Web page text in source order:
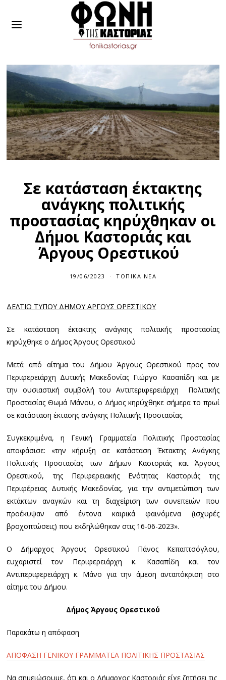
Σε κατάσταση έκτακτης
ανάγκης πολιτικής
προστασίας κηρύχθηκαν οι
Δήμοι Καστοριάς και
Άργους Ορεστικού
19/06/2023 ΤΟΠΙΚΆ ΝΈΑ
ΔΕΛΤΙΟ ΤΥΠΟΥ ΔΗΜΟΥ ΑΡΓΟΥΣ ΟΡΕΣΤΙΚΟΥ
Σε κατάσταση έκτακτης ανάγκης πολιτικής προστασίας
κηρύχθηκε ο Δήμος Άργους Ορεστικού
Μετά από αίτημα του Δήμου Άργους Ορεστικού προς τον
Περιφερειάρχη Δυτικής Μακεδονίας Γιώργο Κασαπίδη και με
την ουσιαστική συμβολή του Αντιπεριφερειάρχη Πολιτικής
Προστασίας Θωμά Μάνου, ο Δήμος κηρύχθηκε σήμερα το πρωί
σε κατάσταση έκτασης ανάγκης Πολιτικής Προστασίας.
Συγκεκριμένα, η Γενική Γραμματεία Πολιτικής Προστασίας
αποφάσισε: «την κήρυξη σε κατάσταση Έκτακτης Ανάγκης
Πολιτικής Προστασίας των Δήμων Καστοριάς και Άργους
Ορεστικού, της Περιφερειακής Ενότητας Καστοριάς της
Περιφέρειας Δυτικής Μακεδονίας, για την αντιμετώπιση των
εκτάκτων αναγκών και τη διαχείριση των συνεπειών που
προέκυψαν από έντονα καιρικά φαινόμενα (ισχυρές
βροχοπτώσεις) που εκδηλώθηκαν στις 16-06-2023».
Ο Δήμαρχος Άργους Ορεστικού Πάνος Κεπαπτσόγλου,
ευχαριστεί τον Περιφερειάρχη κ. Κασαπίδη και τον
Αντιπεριφερειάρχη κ. Μάνο για την άμεση ανταπόκριση στο
αίτημα του Δήμου.
Δήμος Άργους Ορεστικού
Παρακάτω η απόφαση
ΑΠΟΦΑΣΗ ΓΕΝΙΚΟΥ ΓΡΑΜΜΑΤΕΑ ΠΟΛΙΤΙΚΗΣ ΠΡΟΣΤΑΣΙΑΣ
Να σημειώσουμε, ότι και ο Δήμαρχος Καστοριάς είχε ζητήσει τις